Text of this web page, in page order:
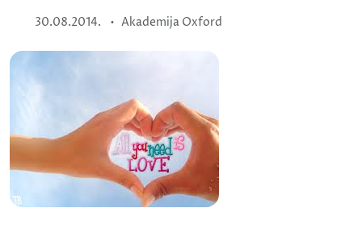
30.08.2014. • Akademija Oxford